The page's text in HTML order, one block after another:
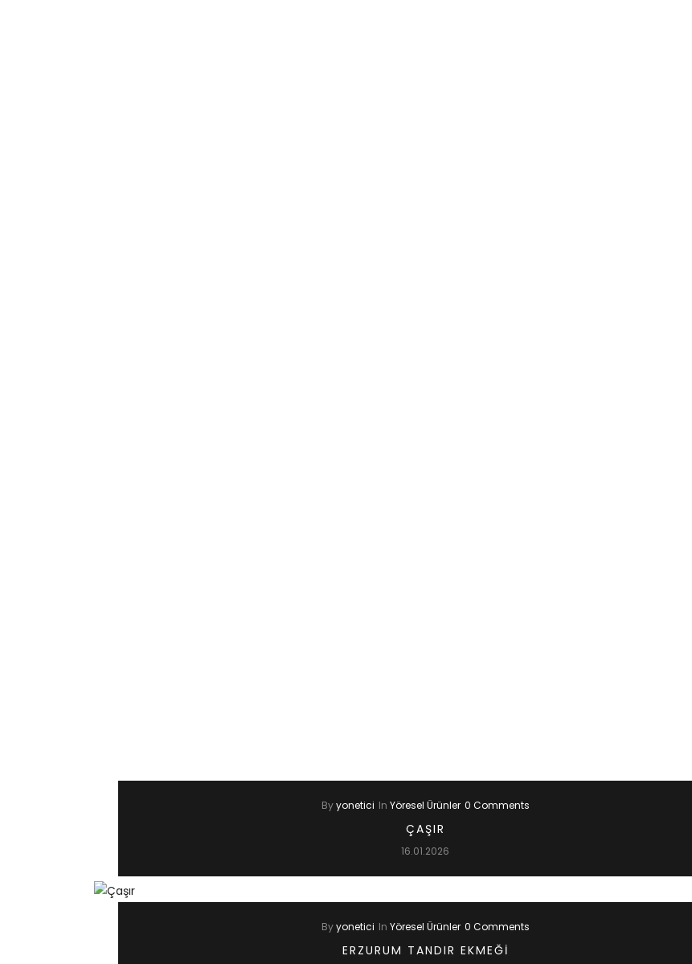
Byyonetici In Yöresel Ürünler 0 Comments
ÇAŞIR
16.01.2026
Byyonetici In Yöresel Ürünler 0 Comments
ERZURUM TANDIR EKMEĞI